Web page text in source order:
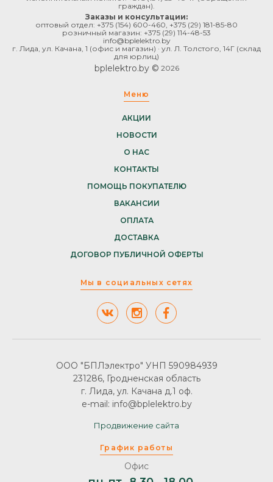
граждан).
Заказы и консультации:
оптовый отдел: +375 (154) 600-460 +375 (29) 181-85-80
розничный магазин: +375 (29) 114-48-53
info@bplelektro.by
г. Лида, ул. Качана, 1 (офис и магазин) · ул. Л. Толстого, 14Г (склад
для юрлиц)
bplelektro.by © 2026
Меню
АКЦИИ
НОВОСТИ
О НАС
КОНТАКТЫ
ПОМОЩЬ ПОКУПАТЕЛЮ
ВАКАНСИИ
ОПЛАТА
ДОСТАВКА
ДОГОВОР ПУБЛИЧНОЙ ОФЕРТЫ
Мы в социальных сетях
График работы
Офис
ООО "БПЛэлектро" УНП 590984939
231286, Гродненская область
г. Лида, ул. Качана д.1 оф.
e-mail: info@bplelektro.by
Продвижение сайта